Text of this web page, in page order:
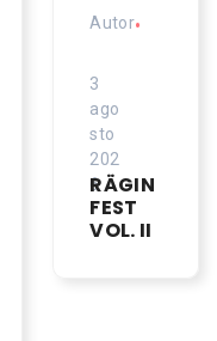
Autor•
3
ago
sto
202
6
RÄGIN
FEST
VOL. II